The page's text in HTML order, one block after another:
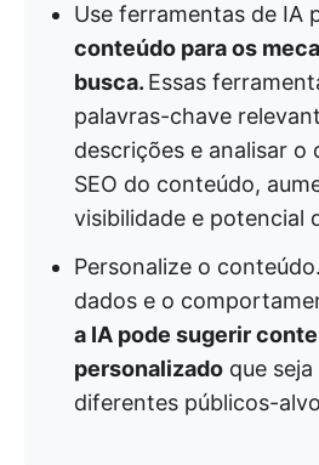
Use ferramentas de IA
conteúdo para os
busca. Essas
palavras-chave
descrições e analisar o
SEO do conteúdo,
visibilidade e potencial
Personalize o
dados e o
a IA pode sugerir
personalizado que
diferentes públicos-alvo